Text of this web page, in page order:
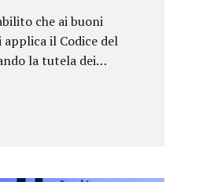
che ai buoni
il Codice del
la tutela dei
risarcimenti per chi